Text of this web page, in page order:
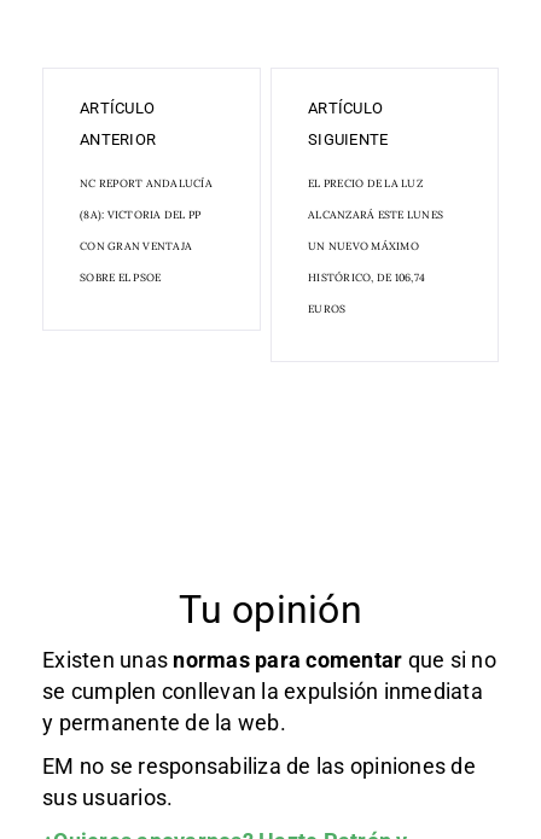
ARTÍCULO
ANTERIOR
NC REPORT ANDALUCÍA
(8A): VICTORIA DEL PP
CON GRAN VENTAJA
SOBRE EL PSOE
ARTÍCULO
SIGUIENTE
EL PRECIO DE LA LUZ
ALCANZARÁ ESTE LUNES
UN NUEVO MÁXIMO
HISTÓRICO, DE 106,74
EUROS
Tu opinión
Existen unas normas para comentar que si no
se cumplen conllevan la expulsión inmediata
y permanente de la web.
EM no se responsabiliza de las opiniones de
sus usuarios.